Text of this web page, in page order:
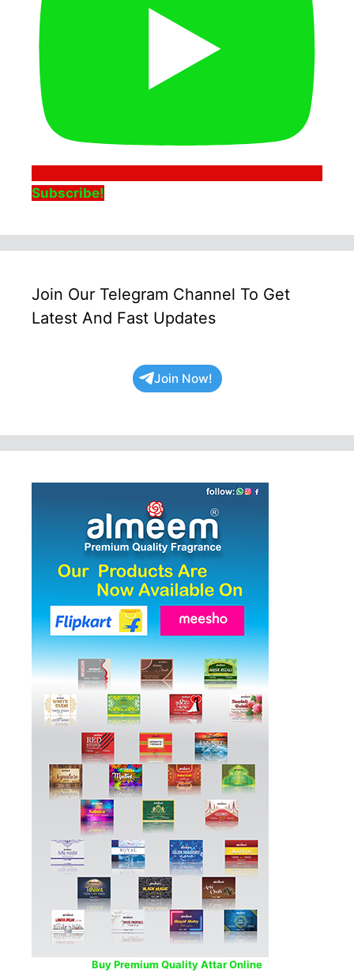
Subscribe!
Join Our Telegram Channel To Get
Latest And Fast Updates
Join Now!
Buy Premium Quality Attar Online